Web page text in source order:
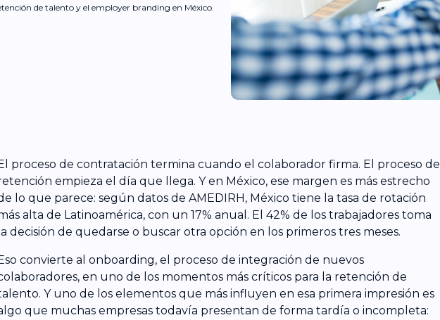
de talento y el employer branding en México.
El proceso de contratación termina cuando el colaborador firma. El proceso de
empieza el día que llega. Y en México, ese margen es más estrecho
lo que parece: según datos de AMEDIRH, México tiene la tasa de rotación
alta de Latinoamérica, con un 17% anual. El 42% de los trabajadores toma
la decisión de quedarse o buscar otra opción en los primeros tres meses.
Eso convierte al onboarding, el proceso de integración de nuevos
en uno de los momentos más críticos para la retención de
Y uno de los elementos que más influyen en esa primera impresión es
que muchas empresas todavía presentan de forma tardía o incompleta: